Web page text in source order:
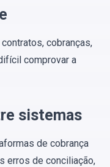
cobranças,
comprovar a
sistemas
de cobrança
erros de conciliação,